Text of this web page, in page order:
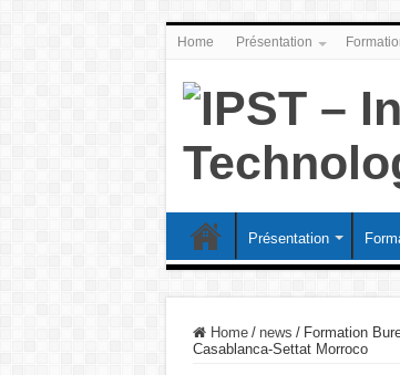
Home Présentation
Présentation
Home / news / Formation
Casablanca-Settat Morroco